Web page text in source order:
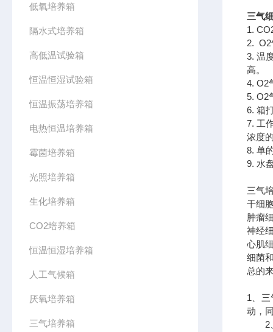
低氧培养箱
隔水式培养箱
高低温试验箱
恒温恒湿试验箱
恒温振荡培养箱
电热恒温培养箱
霉菌培养箱
光照培养箱
生化培养箱
CO2培养箱
恒温恒湿培养箱
人工气候箱
厌氧培养箱
三气培养箱
三气
1.
2. O2
3. 温
高
4. O2
5. O2
6. 箱
7. 工
浓度
8. 单
9. 水
三气
干细
肿瘤
神经
心肌
细菌
总的
1、
动，
2、